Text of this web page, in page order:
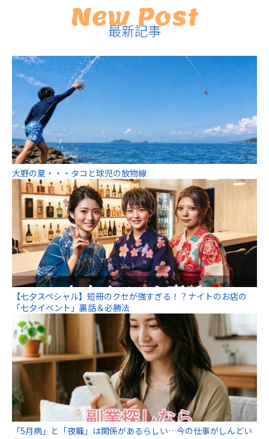
New Post
最新記事
大野の夏・・・タコと球児の放物線
【七夕スペシャル】短冊のクセが強すぎる！？ナイトのお店の
「七夕イベント」裏話＆必勝法
「5月病」と「夜職」は関係があるらしい…今の仕事がしんどい